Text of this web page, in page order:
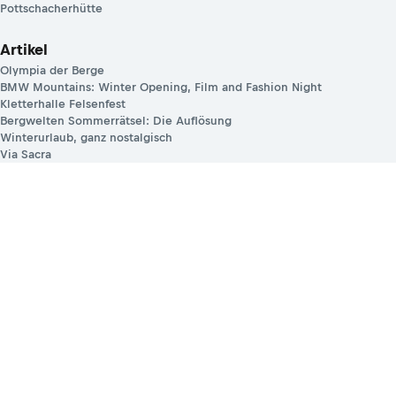
Pottschacherhütte
Artikel
Olympia der Berge
BMW Mountains: Winter Opening, Film and Fashion Night
Kletterhalle Felsenfest
Bergwelten Sommerrätsel: Die Auflösung
Winterurlaub, ganz nostalgisch
Via Sacra